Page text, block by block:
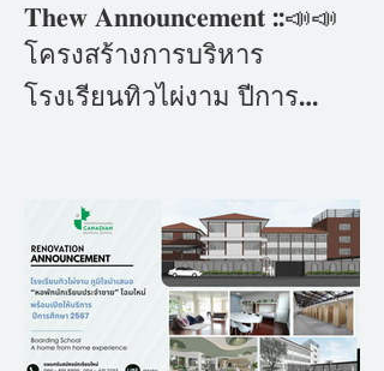
𝐓𝐡𝐞𝐰 𝐀𝐧𝐧𝐨𝐮𝐧𝐜𝐞𝐦𝐞𝐧𝐭 ::📣📣
โครงสร้างการบริหาร
โรงเรียนทิวไผ่งาม ปีการ
𝑩𝙚𝒔𝙩 𝙔𝒐𝙪 𝘾𝒂𝙣 𝘽𝒆 ดีที่สุดใน
แบบที่คุณเป็น"